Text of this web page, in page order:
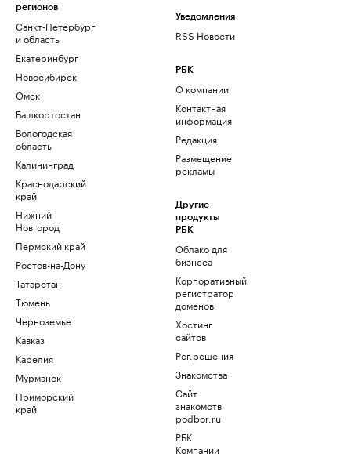
регионов
Санкт-Петербург
и область
Екатеринбург
Новосибирск
Омск
Башкортостан
Вологодская
область
Калининград
Краснодарский
край
Нижний
Новгород
Пермский край
Ростов-на-Дону
Татарстан
Тюмень
Черноземье
Кавказ
Карелия
Мурманск
Приморский
край
Уведомления
RSS Новости
РБК
О компании
Контактная
информация
Редакция
Размещение
рекламы
Другие
продукты
РБК
Облако для
бизнеса
Корпоративный
регистратор
доменов
Хостинг
сайтов
Рег.решения
Знакомства
Сайт
знакомств
podbor.ru
РБК
Компании